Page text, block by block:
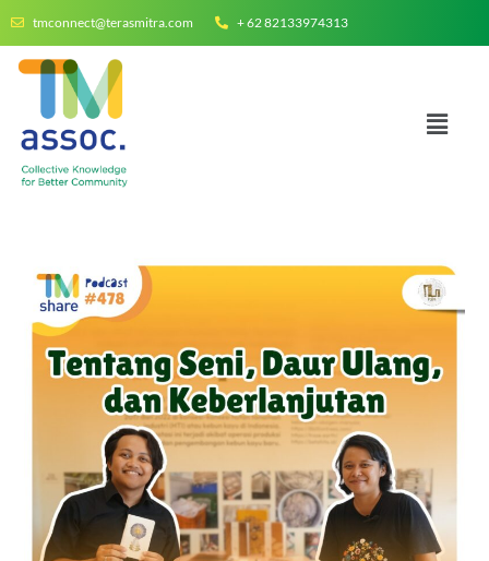
tmconnect@terasmitra.com + 62 82133974313